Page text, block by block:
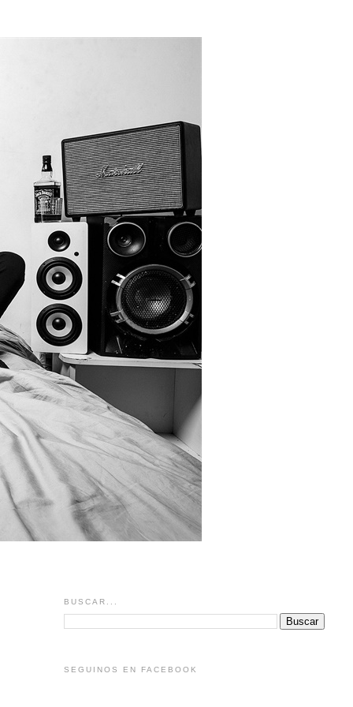
BUSCAR...
SEGUINOS EN FACEBOOK